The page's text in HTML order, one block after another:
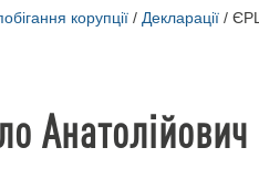
корупції / Декларації /
Анатолійович